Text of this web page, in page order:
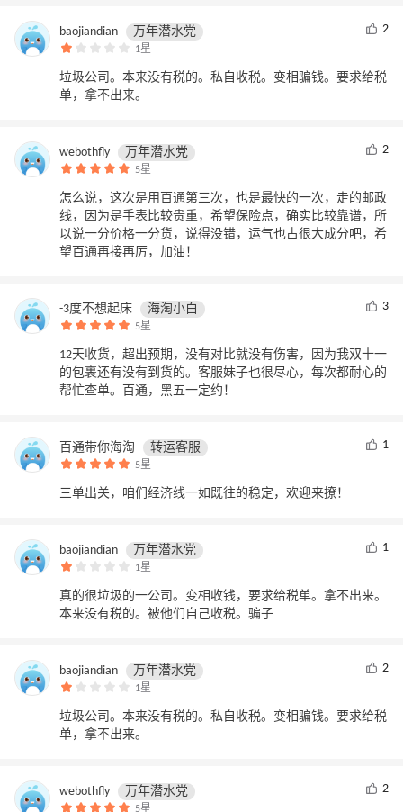
baojiandian 万年潜水党
1星
2
垃圾公司。本来没有税的。私自收税。变相骗钱。要求给税
单，拿不出来。
webothfly 万年潜水党
5星
2
怎么说，这次是用百通第三次，也是最快的一次，走的邮政
线，因为是手表比较贵重，希望保险点，确实比较靠谱，所
以说一分价格一分货，说得没错，运气也占很大成分吧，希
望百通再接再厉，加油！
-3度不想起床 海淘小白
5星
3
12天收货，超出预期，没有对比就没有伤害，因为我双十一
的包裹还有没有到货的。客服妹子也很尽心，每次都耐心的
帮忙查单。百通，黑五一定约！
百通带你海淘 转运客服
5星
1
三单出关，咱们经济线一如既往的稳定，欢迎来撩！
baojiandian 万年潜水党
1星
1
真的很垃圾的一公司。变相收钱，要求给税单。拿不出来。
本来没有税的。被他们自己收税。骗子
baojiandian 万年潜水党
1星
2
垃圾公司。本来没有税的。私自收税。变相骗钱。要求给税
单，拿不出来。
webothfly 万年潜水党
5星
2